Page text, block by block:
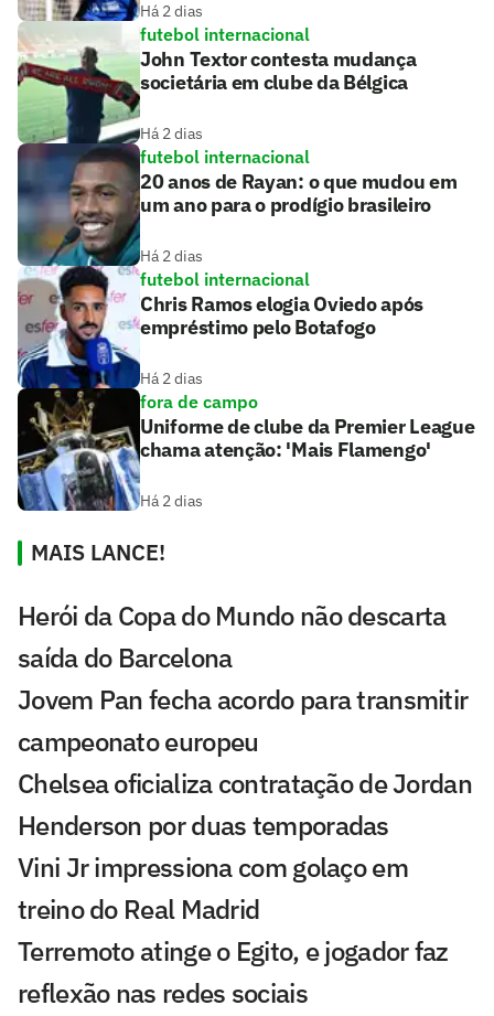
Há 2 dias
futebol internacional
John Textor contesta mudança
societária em clube da Bélgica
Há 2 dias
futebol internacional
20 anos de Rayan: o que mudou em
um ano para o prodígio brasileiro
Há 2 dias
futebol internacional
Chris Ramos elogia Oviedo após
empréstimo pelo Botafogo
Há 2 dias
fora de campo
Uniforme de clube da Premier League
chama atenção: 'Mais Flamengo'
Há 2 dias
MAIS LANCE!
Herói da Copa do Mundo não descarta
saída do Barcelona
Jovem Pan fecha acordo para transmitir
campeonato europeu
Chelsea oficializa contratação de Jordan
Henderson por duas temporadas
Vini Jr impressiona com golaço em
treino do Real Madrid
Terremoto atinge o Egito, e jogador faz
reflexão nas redes sociais